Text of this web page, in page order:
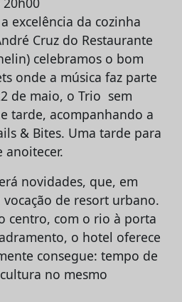
excelência da cozinha
Cruz do Restaurante
celebramos o bom
onde a música faz parte
de maio, o Trio sem
tarde, acompanhando a
& Bites. Uma tarde para
anoitecer.
novidades, que, em
de resort urbano.
centro, com o rio à porta
o hotel oferece
consegue: tempo de
no mesmo